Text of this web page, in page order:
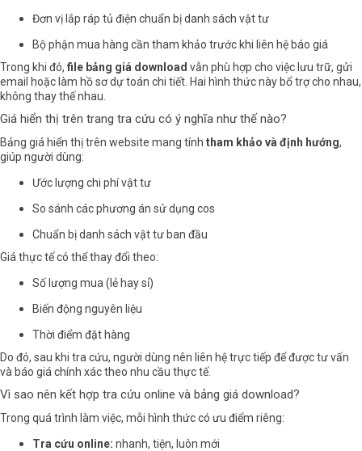
Đơn vị lắp ráp tủ điện chuẩn bị danh sách vật tư
Bộ phận mua hàng cần tham khảo trước khi liên hệ báo giá
Trong khi đó, file bảng giá download vẫn phù hợp cho việc lưu trữ, gửi
email hoặc làm hồ sơ dự toán chi tiết. Hai hình thức này bổ trợ cho nhau,
không thay thế nhau.
Giá hiển thị trên trang tra cứu có ý nghĩa như thế nào?
Bảng giá hiển thị trên website mang tính tham khảo và định hướng,
giúp người dùng:
Ước lượng chi phí vật tư
So sánh các phương án sử dụng cos
Chuẩn bị danh sách vật tư ban đầu
Giá thực tế có thể thay đổi theo:
Số lượng mua (lẻ hay sỉ)
Biến động nguyên liệu
Thời điểm đặt hàng
Do đó, sau khi tra cứu, người dùng nên liên hệ trực tiếp để được tư vấn
và báo giá chính xác theo nhu cầu thực tế.
Vì sao nên kết hợp tra cứu online và bảng giá download?
Trong quá trình làm việc, mỗi hình thức có ưu điểm riêng:
Tra cứu online: nhanh, tiện, luôn mới